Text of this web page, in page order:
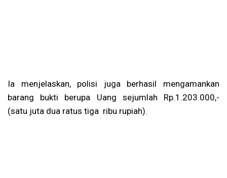
Ia menjelaskan, polisi juga berhasil mengamankan
barang bukti berupa Uang sejumlah Rp.1.203.000,-
(satu juta dua ratus tiga ribu rupiah).